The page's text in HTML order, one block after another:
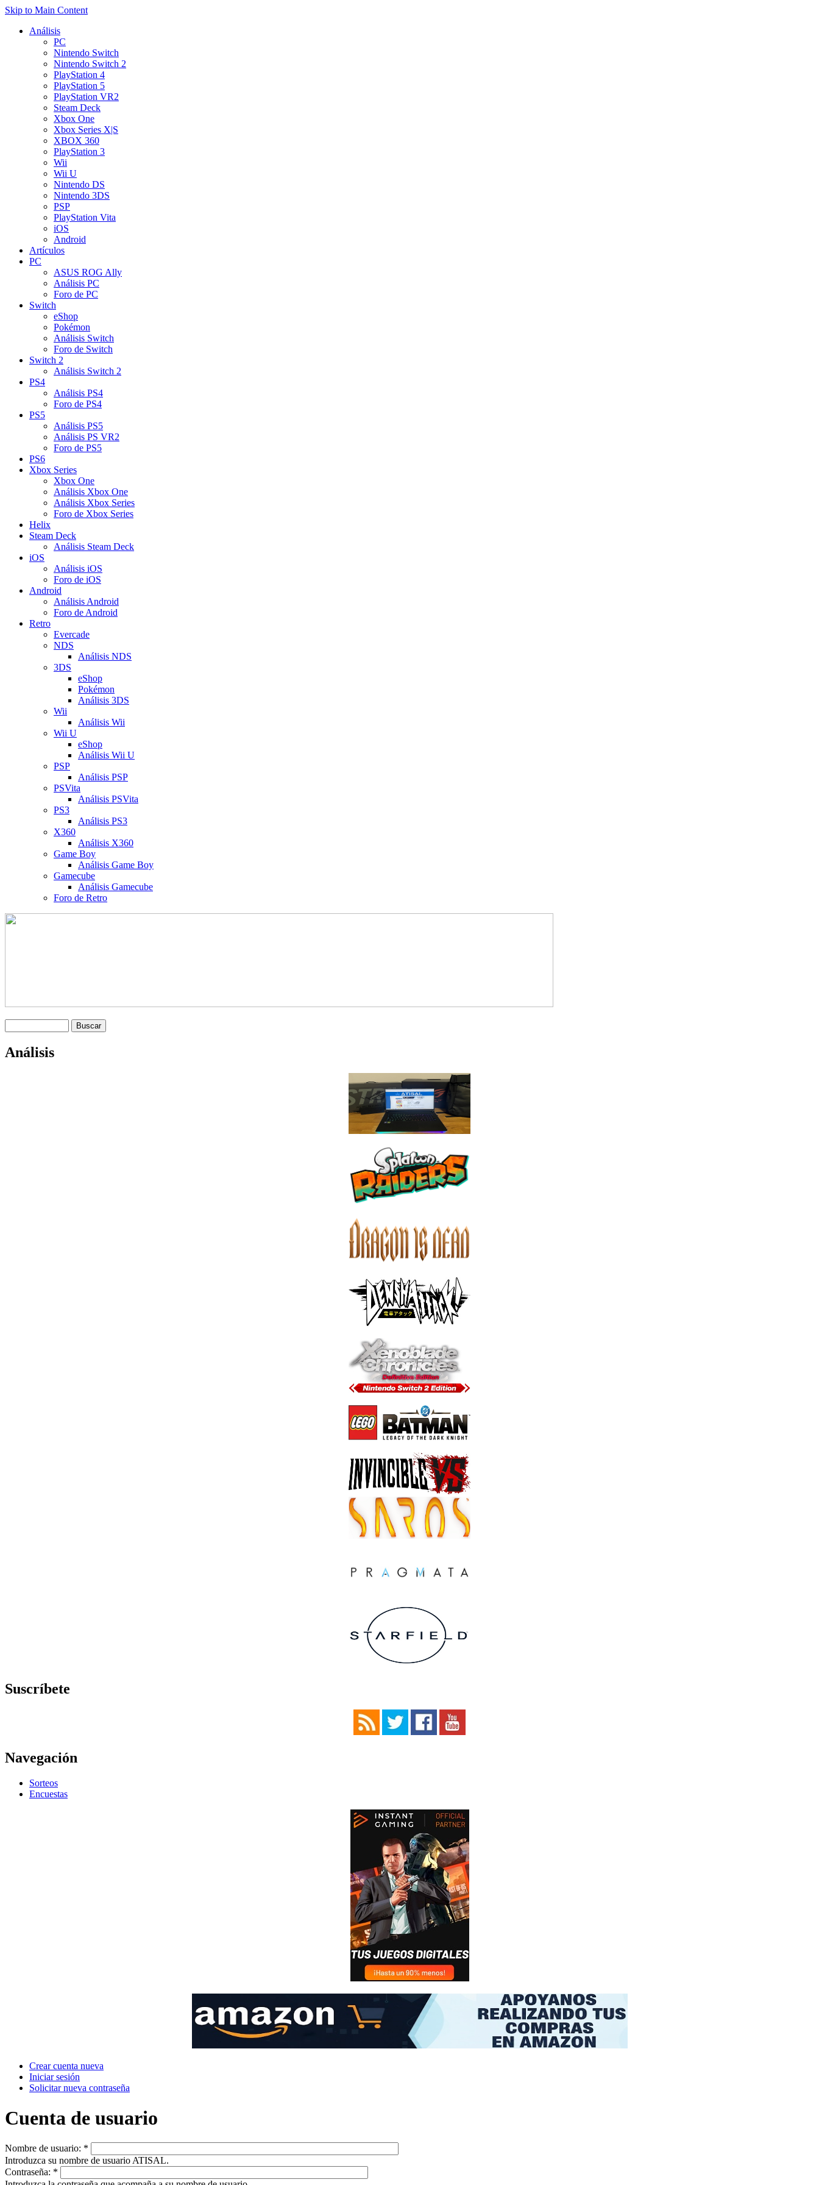
Skip to Main Content
Análisis
PC
Nintendo Switch
Nintendo Switch 2
PlayStation 4
PlayStation 5
PlayStation VR2
Steam Deck
Xbox One
Xbox Series X|S
XBOX 360
PlayStation 3
Wii
Wii U
Nintendo DS
Nintendo 3DS
PSP
PlayStation Vita
iOS
Android
Artículos
PC
ASUS ROG Ally
Análisis PC
Foro de PC
Switch
eShop
Pokémon
Análisis Switch
Foro de Switch
Switch 2
Análisis Switch 2
PS4
Análisis PS4
Foro de PS4
PS5
Análisis PS5
Análisis PS VR2
Foro de PS5
PS6
Xbox Series
Xbox One
Análisis Xbox One
Análisis Xbox Series
Foro de Xbox Series
Helix
Steam Deck
Análisis Steam Deck
iOS
Análisis iOS
Foro de iOS
Android
Análisis Android
Foro de Android
Retro
Evercade
NDS
Análisis NDS
3DS
eShop
Pokémon
Análisis 3DS
Wii
Análisis Wii
Wii U
eShop
Análisis Wii U
PSP
Análisis PSP
PSVita
Análisis PSVita
PS3
Análisis PS3
X360
Análisis X360
Game Boy
Análisis Game Boy
Gamecube
Análisis Gamecube
Foro de Retro
Análisis
Suscríbete
Navegación
Sorteos
Encuestas
Crear cuenta nueva
Iniciar sesión
Solicitar nueva contraseña
Cuenta de usuario
Nombre de usuario: *
Introduzca su nombre de usuario ATISAL.
Contraseña: *